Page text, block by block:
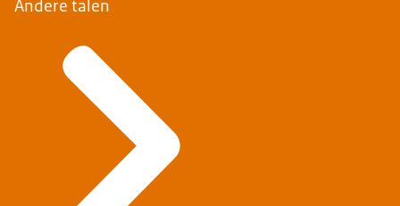
Andere talen